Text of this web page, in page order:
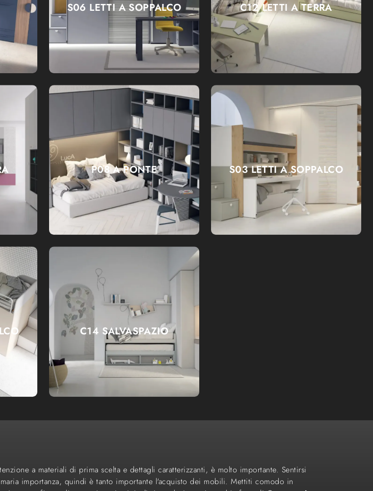
S06 LETTI A SOPPALCO C12 LETTI A TERRA
P08 A PONTE S03 LETTI A SOPPALCO
C14 SALVASPAZIO
a materiali di prima scelta e dettagli caratterizzanti, è molto importante. Sentirsi
importanza, quindi è tanto importante l'acquisto dei mobili. Mettiti comodo in